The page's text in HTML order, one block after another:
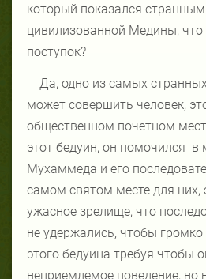
который показался
цивилизованной Медины,
поступок?
Да, одно из самых
может совершить человек,
общественном почетном
этот бедуин, он помочился в
Мухаммеда и его
самом святом месте для них,
ужасное зрелище, что
не удержались, чтобы громко
этого бедуина требуя чтобы
неприемлемое поведение, но